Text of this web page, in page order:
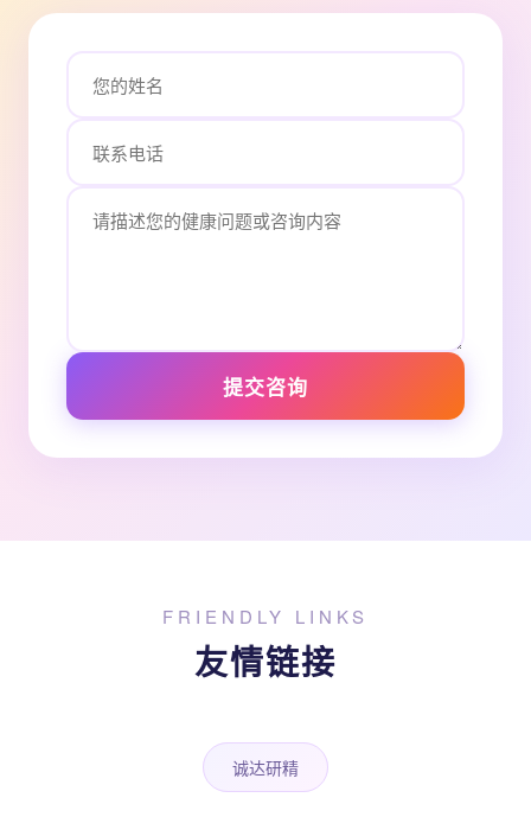
提交咨询
FRIENDLY LINKS
友情链接
诚达研精